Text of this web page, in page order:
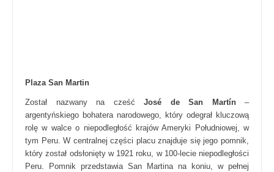
Plaza San Martin
Został nazwany na cześć José de San Martín–
argentyńskiego bohatera narodowego, który odegrał kluczową
rolę w walce o niepodległość krajów Ameryki Południowej, w
tym Peru. W centralnej części placu znajduje się jego pomnik,
który został odsłonięty w 1921 roku, w 100-lecie niepodległości
Peru. Pomnik przedstawia San Martina na koniu, w pełnej